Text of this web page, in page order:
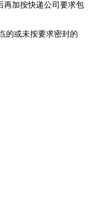
再加按快递公司要求包
的或未按要求密封的